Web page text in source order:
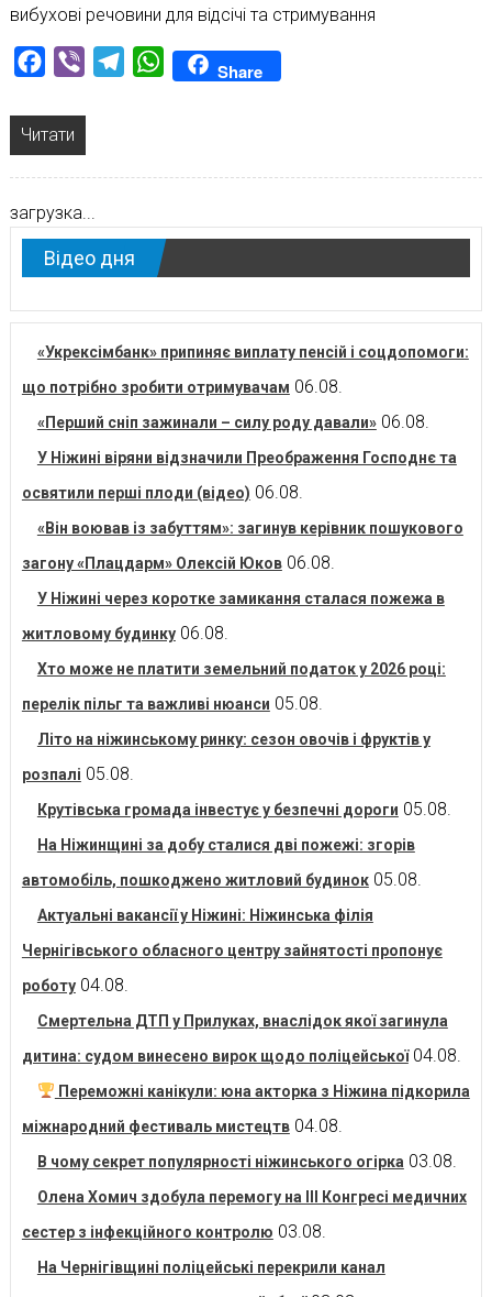
вибухові речовини для відсічі та стримування
Facebook
Viber TelegramWhatsAppShare
Читати
загрузка...
Відео дня
«Укрексімбанк» припиняє виплату пенсій і соцдопомоги:
що потрібно зробити отримувачам 06.08.
«Перший сніп зажинали – силу роду давали» 06.08.
У Ніжині віряни відзначили Преображення Господнє та
освятили перші плоди (відео) 06.08.
«Він воював із забуттям»: загинув керівник пошукового
загону «Плацдарм» Олексій Юков 06.08.
У Ніжині через коротке замикання сталася пожежа в
житловому будинку 06.08.
Хто може не платити земельний податок у 2026 році:
перелік пільг та важливі нюанси 05.08.
Літо на ніжинському ринку: сезон овочів і фруктів у
розпалі 05.08.
Крутівська громада інвестує у безпечні дороги 05.08.
На Ніжинщині за добу сталися дві пожежі: згорів
автомобіль, пошкоджено житловий будинок 05.08.
Актуальні вакансії у Ніжині: Ніжинська філія
Чернігівського обласного центру зайнятості пропонує
роботу 04.08.
Смертельна ДТП у Прилуках, внаслідок якої загинула
дитина: судом винесено вирок щодо поліцейської 04.08.
Переможні канікули: юна акторка з Ніжина підкорила
міжнародний фестиваль мистецтв 04.08.
В чому секрет популярності ніжинського огірка 03.08.
Олена Хомич здобула перемогу на ІІІ Конгресі медичних
сестер з інфекційного контролю 03.08.
На Чернігівщині поліцейські перекрили канал